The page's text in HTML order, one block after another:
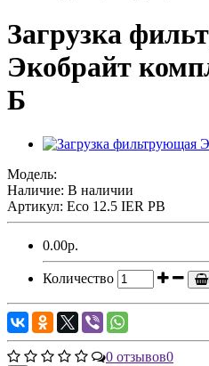
Загрузка
Экобрайт
Б
Модель:
Наличие: В наличии
Артикул: Eco 12.5 IER PB
0.00р.
Количество
0 отзывов0